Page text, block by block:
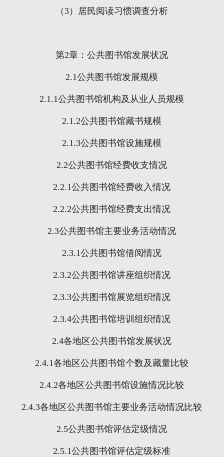
（3）居民阅读习惯调查分析
第2章：公共图书馆发展状况
2.1公共图书馆发展规模
2.1.1公共图书馆机构及从业人员规模
2.1.2公共图书馆藏书规模
2.1.3公共图书馆设施规模
2.2公共图书馆经费收支情况
2.2.1公共图书馆经费收入情况
2.2.2公共图书馆经费支出情况
2.3公共图书馆主要业务活动情况
2.3.1公共图书馆借阅情况
2.3.2公共图书馆讲座组织情况
2.3.3公共图书馆展览组织情况
2.3.4公共图书馆培训组织情况
2.4各地区公共图书馆发展状况
2.4.1各地区公共图书馆个数及藏量比较
2.4.2各地区公共图书馆设施情况比较
2.4.3各地区公共图书馆主要业务活动情况比较
2.5公共图书馆评估定级情况
2.5.1公共图书馆评估定级标准